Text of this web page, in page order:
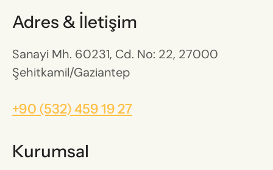
Adres & İletişim
Sanayi Mh. 60231, Cd. No: 22, 27000
Şehitkamil/Gaziantep
+90 (532) 459 19 27
Kurumsal